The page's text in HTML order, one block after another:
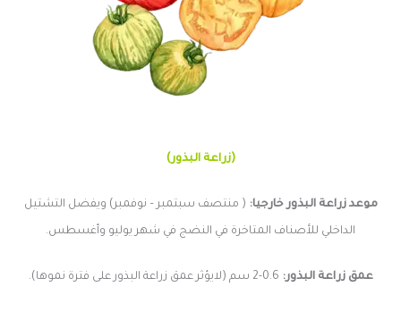
(زراعة البذور)
موعد زراعة البذور خارجيا: ( منتصف سبتمبر – نوفمبر) ويفضل التشتيل
الداخلي للأصناف المتاخرة في النضج في شهر يوليو وأغسطس.
عمق زراعة البذور: